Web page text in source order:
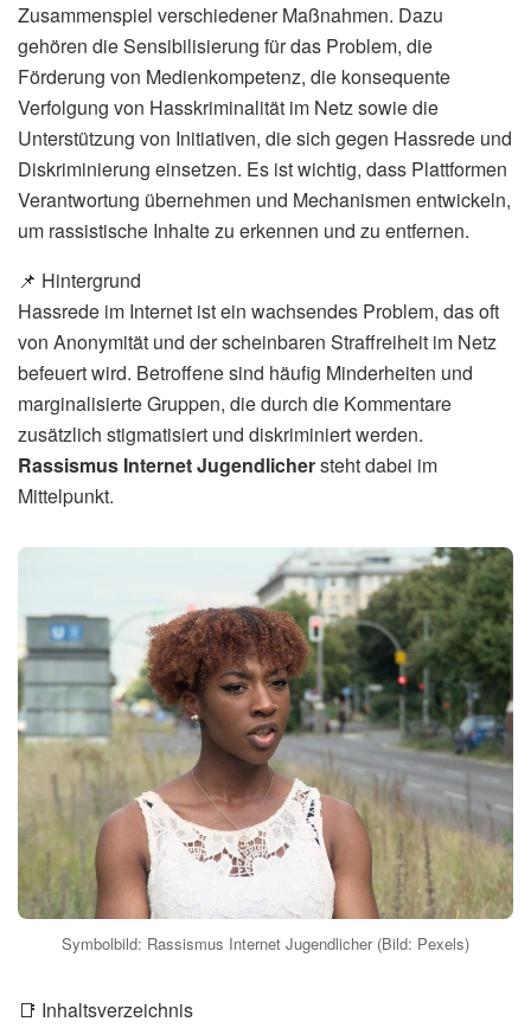
Zusammenspiel verschiedener Maßnahmen. Dazu
gehören die Sensibilisierung für das Problem, die
Förderung von Medienkompetenz, die konsequente
Verfolgung von Hasskriminalität im Netz sowie die
Unterstützung von Initiativen, die sich gegen Hassrede und
Diskriminierung einsetzen. Es ist wichtig, dass Plattformen
Verantwortung übernehmen und Mechanismen entwickeln,
um rassistische Inhalte zu erkennen und zu entfernen.
📌 Hintergrund
Hassrede im Internet ist ein wachsendes Problem, das oft
von Anonymität und der scheinbaren Straffreiheit im Netz
befeuert wird. Betroffene sind häufig Minderheiten und
marginalisierte Gruppen, die durch die Kommentare
zusätzlich stigmatisiert und diskriminiert werden.
Rassismus Internet Jugendlichersteht dabei im
Mittelpunkt.
Symbolbild: Rassismus Internet Jugendlicher (Bild: Pexels)
📑 Inhaltsverzeichnis